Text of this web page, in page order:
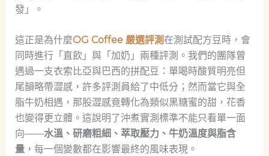
發」。
這正是為什麼OG Coffee 嚴選評測在測試配方豆時，會
同時進行「直飲」與「加奶」兩種評測。我們的團隊曾
遇過一支衣索比亞與巴西的拼配豆：單喝時酸質明亮但
尾韻略帶澀感，許多評測員給了中低分；然而當它與全
脂牛奶相遇，那股澀感竟轉化為類似黑糖蜜的甜，花香
也變得更立體。這說明了沖煮實測標準不能只看單一面
向——水溫、研磨粗細、萃取壓力、牛奶溫度與脂含
量，每一個變數都在影響最終的風味表現。